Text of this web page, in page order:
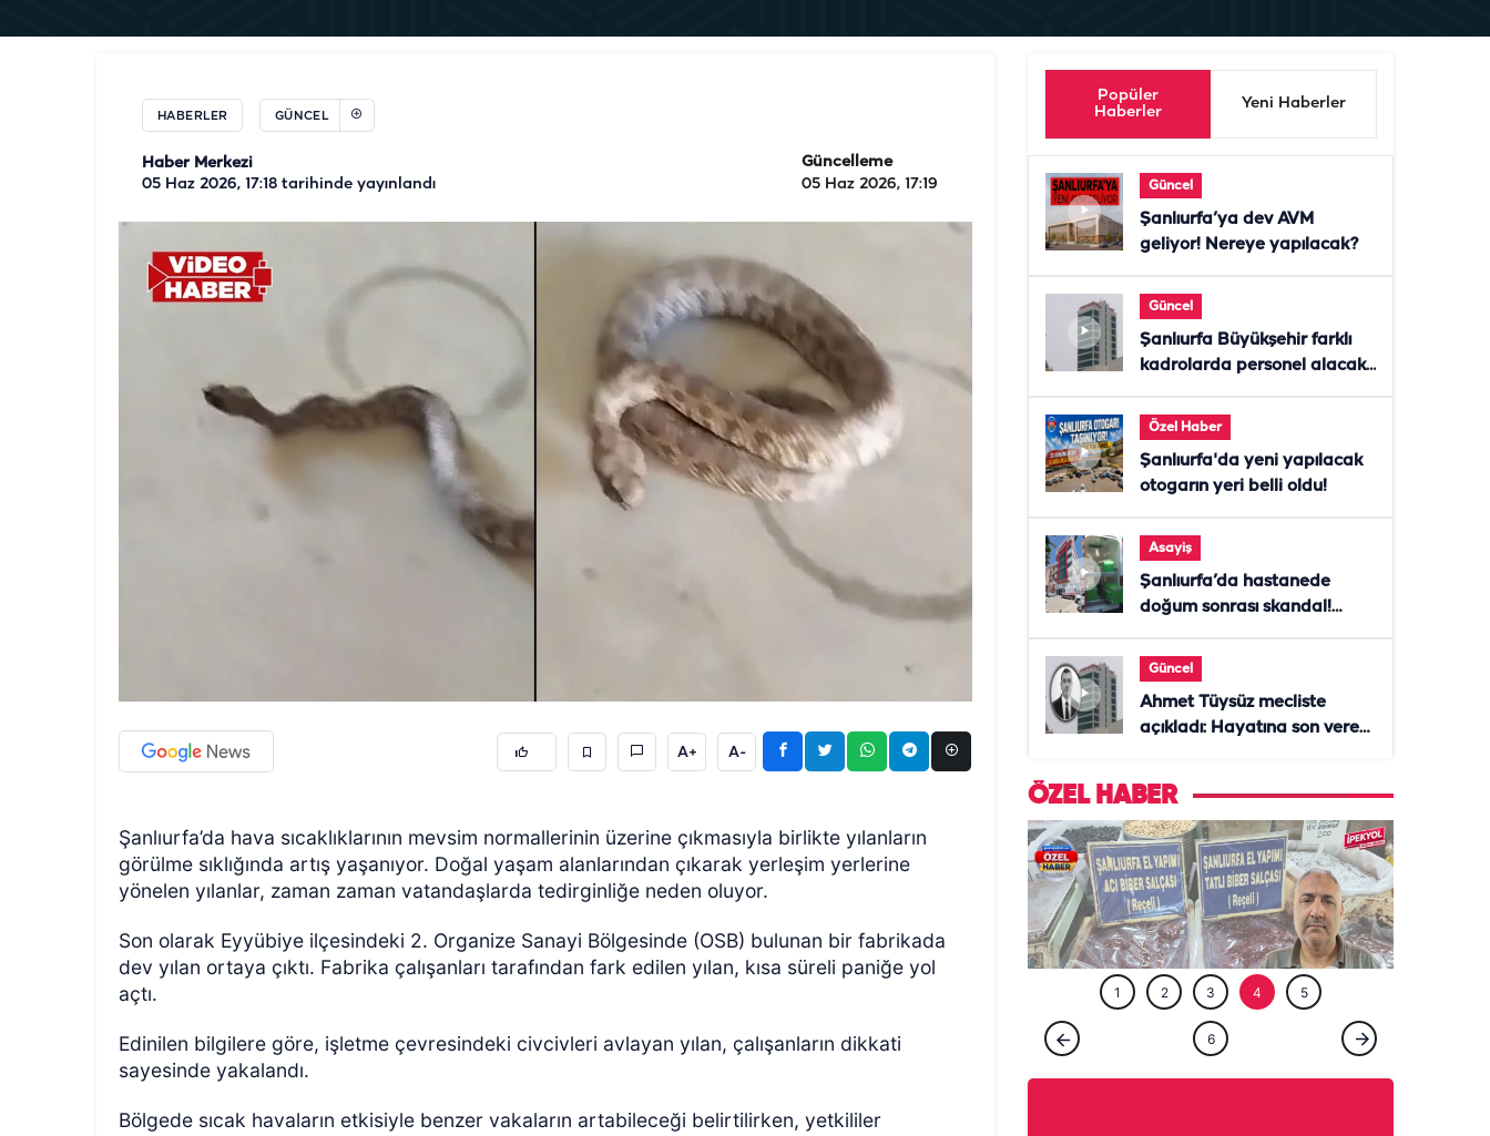
HABERLER GÜNCEL
Haber Merkezi
05 Haz 2026, 17:18 tarihinde yayınlandı
Güncelleme
05 Haz 2026, 17:19
A+ A-
Şanlıurfa’da hava sıcaklıklarının mevsim normallerinin üzerine çıkmasıyla birlikte yılanların
görülme sıklığında artış yaşanıyor. Doğal yaşam alanlarından çıkarak yerleşim yerlerine
yönelen yılanlar, zaman zaman vatandaşlarda tedirginliğe neden oluyor.
Son olarak Eyyübiye ilçesindeki 2. Organize Sanayi Bölgesinde (OSB) bulunan bir fabrikada
dev yılan ortaya çıktı. Fabrika çalışanları tarafından fark edilen yılan, kısa süreli paniğe yol
açtı.
Edinilen bilgilere göre, işletme çevresindeki civcivleri avlayan yılan, çalışanların dikkati
sayesinde yakalandı.
Bölgede sıcak havaların etkisiyle benzer vakaların artabileceği belirtilirken, yetkililer
Popüler
Haberler
Yeni Haberler
Güncel
Şanlıurfa’ya dev AVM
geliyor! Nereye yapılacak?
Güncel
Şanlıurfa Büyükşehir farklı
kadrolarda personel alacak!
Özel Haber
Şanlıurfa'da yeni yapılacak
otogarın yeri belli oldu!
Asayiş
Şanlıurfa’da hastanede
doğum sonrası skandal!
Güncel
Ahmet Tüysüz mecliste
açıkladı: Hayatına son veren
ÖZEL HABER
ÖZEL HABER ÖZEL HABER ÖZEL HABER
Gurbetçi talebi Urfa esnafına sezonu
1 2 3 4 5
6